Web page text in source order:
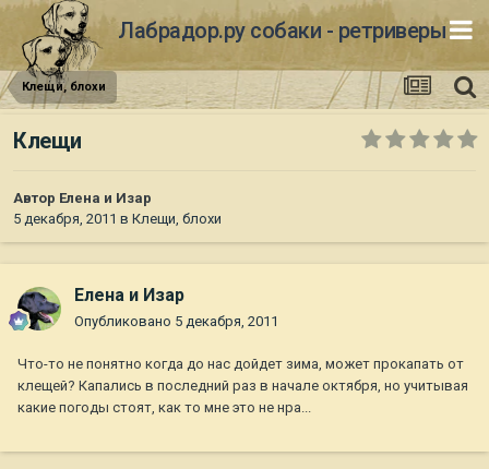
Лабрадор.ру собаки - ретриверы
Клещи, блохи
Клещи
Автор Елена и Изар
5 декабря, 2011 в Клещи, блохи
Елена и Изар
Опубликовано 5 декабря, 2011
Что-то не понятно когда до нас дойдет зима, может прокапать от
клещей? Капались в последний раз в начале октября, но учитывая
какие погоды стоят, как то мне это не нра...